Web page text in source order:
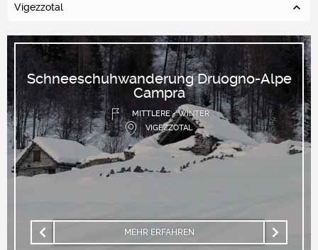
Vigezzotal
Schneeschuhwanderung Druogno-Alpe
Campra
MITTLERE - WINTER
VIGEZZOTAL
MEHR ERFAHREN